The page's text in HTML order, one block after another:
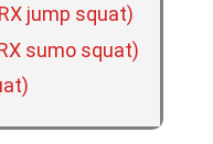
jump squat)
sumo squat)